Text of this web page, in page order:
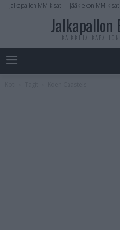
Jalkapallon MM-kisat Jääkiekon MM-kisat
Jalkapallon
KAIKKI